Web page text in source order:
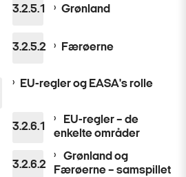
Grønland
Færøerne
EU-regler og EASA's rolle
EU-regler – de
enkelte områder
Grønland og
Færøerne – samspillet